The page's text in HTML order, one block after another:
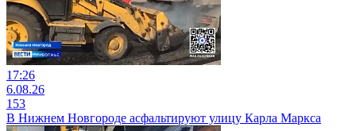
17:26
6.08.26
153
В Нижнем Новгороде асфальтируют улицу Карла Маркса